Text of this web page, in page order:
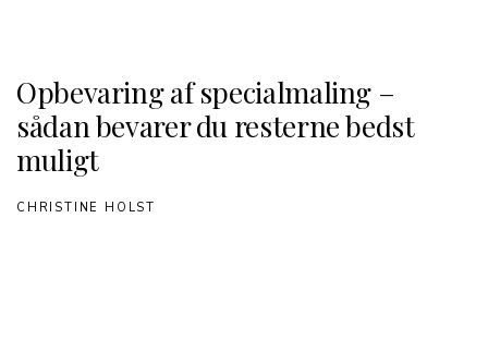
Opbevaring af specialmaling –
sådan bevarer du resterne bedst
muligt
CHRISTINE HOLST